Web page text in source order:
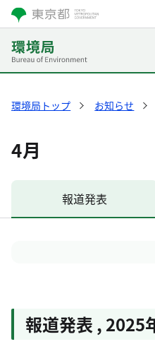
環境局トップ お知らせ
4月
報道発表
報道発表 , 2025